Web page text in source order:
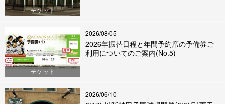
チケット
チケット
2026/08/05
2026年振替日程と年間予約席の予備券ご
利用についてのご案内(No.5)
2026/06/10